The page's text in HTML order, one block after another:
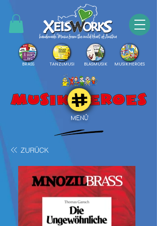
BRASS TANZLMUSI BLASMUSIK MUSIKHEROES
MENÜ
ZURÜCK